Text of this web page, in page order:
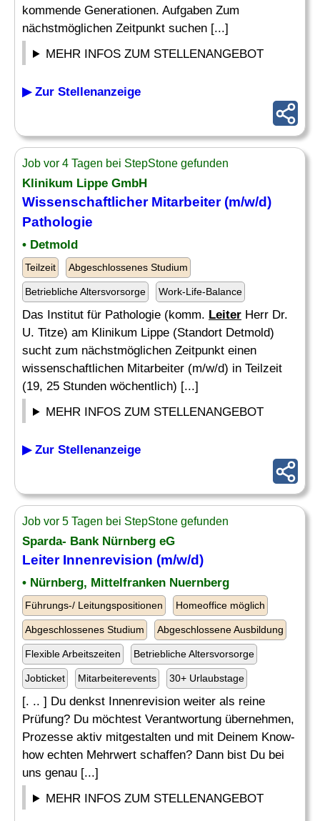
kommende Generationen. Aufgaben Zum
nächstmöglichen Zeitpunkt suchen [...]
MEHR INFOS ZUM STELLENANGEBOT
▶ Zur Stellenanzeige
Job vor 4 Tagen bei StepStone gefunden
Klinikum Lippe GmbH
Wissenschaftlicher Mitarbeiter (m/w/d)
Pathologie
• Detmold
Teilzeit Abgeschlossenes Studium
Betriebliche Altersvorsorge Work-Life-Balance
Das Institut für Pathologie (komm. Leiter Herr Dr.
U. Titze) am Klinikum Lippe (Standort Detmold)
sucht zum nächstmöglichen Zeitpunkt einen
wissenschaftlichen Mitarbeiter (m/w/d) in Teilzeit
(19, 25 Stunden wöchentlich) [...]
MEHR INFOS ZUM STELLENANGEBOT
▶ Zur Stellenanzeige
Job vor 5 Tagen bei StepStone gefunden
Sparda- Bank Nürnberg eG
LeiterInnenrevision (m/w/d)
• Nürnberg, Mittelfranken Nuernberg
Führungs-/ Leitungspositionen Homeoffice möglich
Abgeschlossenes Studium Abgeschlossene Ausbildung
Flexible Arbeitszeiten Betriebliche Altersvorsorge
Jobticket Mitarbeiterevents 30+ Urlaubstage
[. .. ] Du denkst Innenrevision weiter als reine
Prüfung? Du möchtest Verantwortung übernehmen,
Prozesse aktiv mitgestalten und mit Deinem Know-
how echten Mehrwert schaffen? Dann bist Du bei
uns genau [...]
MEHR INFOS ZUM STELLENANGEBOT